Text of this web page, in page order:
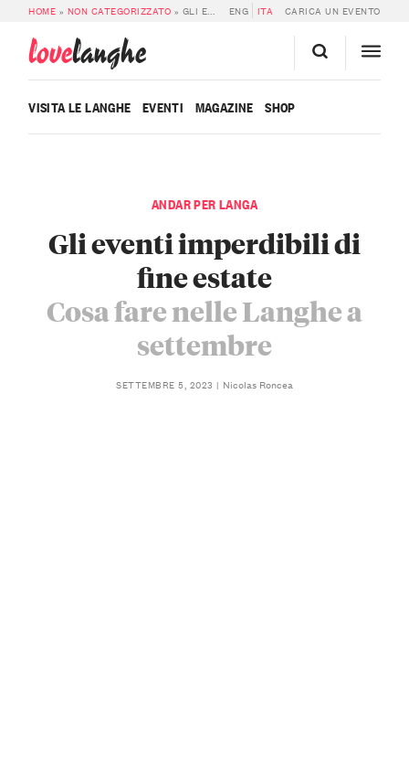
HOME » NON CATEGORIZZATO » GLI EVENTI IMPERDIBILI DI FINE ESTATE ENG ITA CARICA UN EVENTO
lovelanghe
VISITA LE LANGHE EVENTI MAGAZINE SHOP
ANDAR PER LANGA
Gli eventi imperdibili di
fine estate
Cosa fare nelle Langhe a
settembre
SETTEMBRE 5, 2023 Nicolas Roncea